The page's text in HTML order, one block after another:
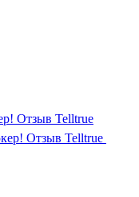
Отзыв Telltrue
Отзыв Telltrue